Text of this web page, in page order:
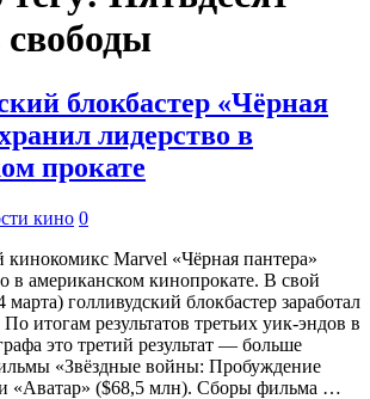
свободы
блокбастер «Чёрная
лидерство в
прокате
кино 0
Marvel «Чёрная пантера»
в американском кинопрокате. В свой
голливудский блокбастер заработал
итогам результатов третьих уик-эндов в
это третий результат — больше
«Звёздные войны: Пробуждение
«Аватар» ($68,5 млн). Сборы фильма …